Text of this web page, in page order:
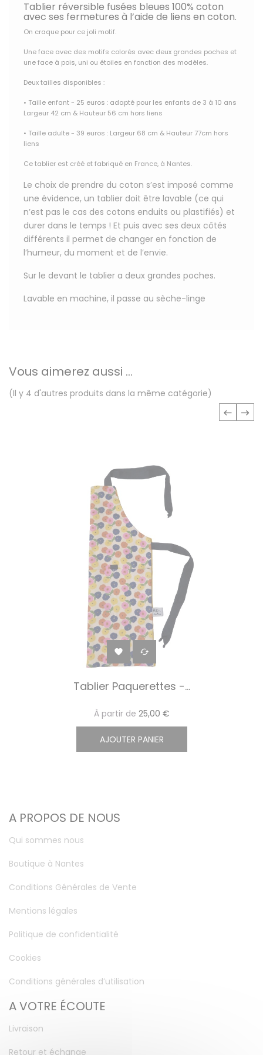
Tablier réversible fusées bleues 100% coton
avec ses fermetures à l’aide de liens en coton.
On craque pour ce joli motif.
Une face avec des motifs colorés avec deux grandes poches et
une face à pois, uni ou étoiles en fonction des modèles.
Deux tailles disponibles :
• Taille enfant - 25 euros : adapté pour les enfants de 3 à 10 ans
Largeur 42 cm & Hauteur 56 cm hors liens
• Taille adulte - 39 euros : Largeur 68 cm & Hauteur 77cm hors
liens
Ce tablier est créé et fabriqué en France, à Nantes.
Le choix de prendre du coton s’est imposé comme
une évidence, un tablier doit être lavable (ce qui
n’est pas le cas des cotons enduits ou plastifiés) et
durer dans le temps ! Et puis avec ses deux côtés
différents il permet de changer en fonction de
l’humeur, du moment et de l’envie.
Sur le devant le tablier a deux grandes poches.
Lavable en machine, il passe au sèche-linge
Vous aimerez aussi ...
(Il y 4 d'autres produits dans la même catégorie)
 
Tablier Paquerettes -...
À partir de 25,00 €
AJOUTER PANIER
A PROPOS DE NOUS
Qui sommes nous
Boutique à Nantes
Conditions Générales de Vente
Mentions légales
Politique de confidentialité
Cookies
Conditions générales d’utilisation
A VOTRE ÉCOUTE
Livraison
Retour et échange